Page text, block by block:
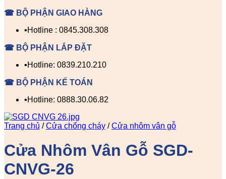
☎ BỘ PHẬN GIAO HÀNG
▪️Hotline : 0845.308.308
☎ BỘ PHẬN LẮP ĐẶT
▪️Hotline: 0839.210.210
☎ BỘ PHẬN KẾ TOÁN
▪️Hotline: 0888.30.06.82
Trang chủ / Cửa chống cháy / Cửa nhôm vân gỗ
Cửa Nhôm Vân Gỗ SGD-
CNVG-26